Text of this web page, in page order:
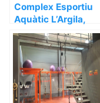
Complex Esportiu
Aquàtic L’Argila,
Polideportivo en La
Pobla de Vallbona –
Valencia